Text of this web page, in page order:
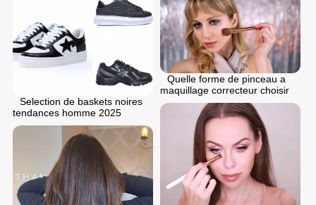
Selection de baskets noires
tendances homme 2025
Quelle forme de pinceau a
maquillage correcteur choisir